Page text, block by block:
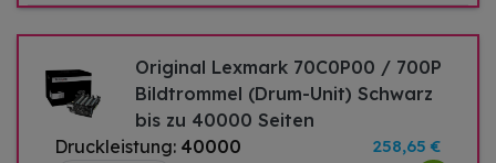
Original Lexmark 70C0P00 / 700P
Bildtrommel (Drum-Unit) Schwarz
bis zu 40000 Seiten
Druckleistung: 40000 258,65 €